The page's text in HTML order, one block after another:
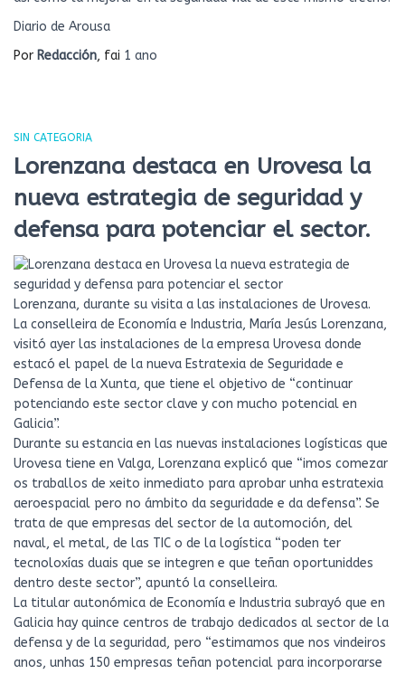
Diario de Arousa
Por Redacción, fai 1 ano
SIN CATEGORIA
Lorenzana destaca en Urovesa la
nueva estrategia de seguridad y
defensa para potenciar el sector.
Lorenzana, durante su visita a las instalaciones de Urovesa.
La conselleira de Economía e Industria, María Jesús Lorenzana,
visitó ayer las instalaciones de la empresa Urovesa donde
estacó el papel de la nueva Estratexia de Seguridade e
Defensa de la Xunta, que tiene el objetivo de “continuar
potenciando este sector clave y con mucho potencial en
Galicia”.
Durante su estancia en las nuevas instalaciones logísticas que
Urovesa tiene en Valga, Lorenzana explicó que “imos comezar
os traballos de xeito inmediato para aprobar unha estratexia
aeroespacial pero no ámbito da seguridade e da defensa”. Se
trata de que empresas del sector de la automoción, del
naval, el metal, de las TIC o de la logística “poden ter
tecnoloxías duais que se integren e que teñan oportuniddes
dentro deste sector”, apuntó la conselleira.
La titular autonómica de Economía e Industria subrayó que en
Galicia hay quince centros de trabajo dedicados al sector de la
defensa y de la seguridad, pero “estimamos que nos vindeiros
anos, unhas 150 empresas teñan potencial para incorporarse